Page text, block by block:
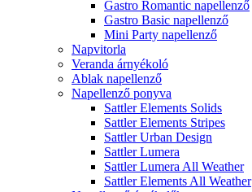
Gastro Romantic napellenző
Gastro Basic napellenző
Mini Party napellenző
Napvitorla
Veranda árnyékoló
Ablak napellenző
Napellenző ponyva
Sattler Elements Solids
Sattler Elements Stripes
Sattler Urban Design
Sattler Lumera
Sattler Lumera All Weather
Sattler Elements All Weather